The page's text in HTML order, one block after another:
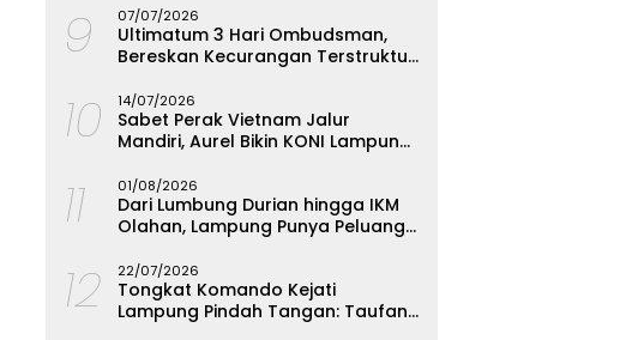
9 07/07/2026
Ultimatum 3 Hari Ombudsman,
Bereskan Kecurangan Terstruktur
Hadapi Hukum
10 14/07/2026
Sabet Perak Vietnam Jalur
Mandiri, Aurel Bikin KONI Lampung
11 01/08/2026
Dari Lumbung Durian hingga IKM
Olahan, Lampung Punya Peluang
12 22/07/2026
Tongkat Komando Kejati
Lampung Pindah Tangan: Taufan